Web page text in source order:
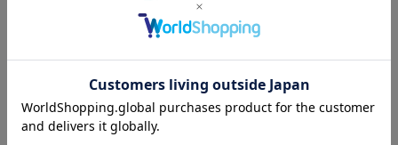
（全1 件）